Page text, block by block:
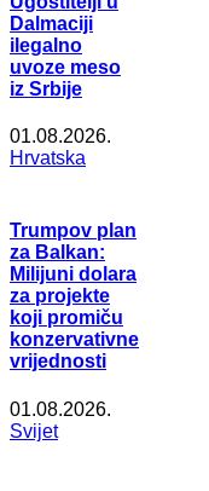
Dalmaciji
ilegalno
uvoze meso
iz Srbije
01.08.2026.
Hrvatska
Trumpov plan
za Balkan:
Milijuni dolara
za projekte
koji promiču
konzervativne
vrijednosti
01.08.2026.
Svijet